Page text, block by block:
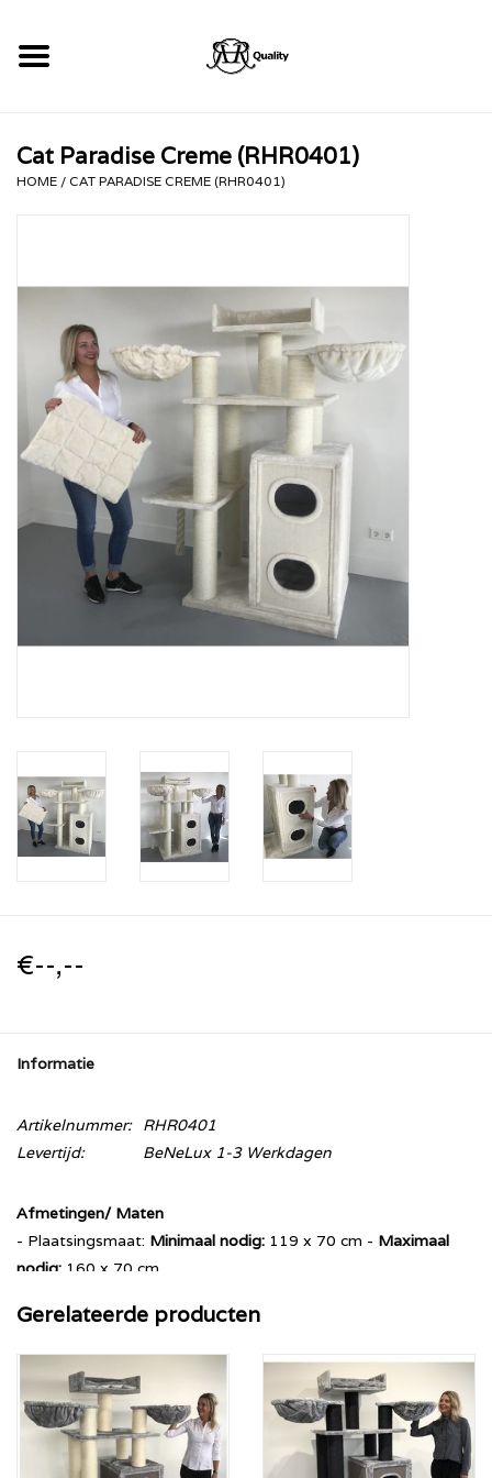
RHRQuality Krabpalen
Cat Paradise Creme (RHR0401)
HOME / CAT PARADISE CREME (RHR0401)
€--,--
Informatie
Artikelnummer:
RHR0401
Levertijd:
BeNeLux 1-3 Werkdagen
Afmetingen/ Maten
- Plaatsingsmaat: Minimaal nodig: 119 x 70 cm - Maximaal
nodig: 160 x 70 cm
- Hoogte: 184 cm
- Gewicht: 80 kg+
- Sisalpalen: 15 cm diameter met sisal verlijmd aan de palen.
Beschikbare kleurpatronen:
Creme (Creme Sisal)
Gerelateerde producten